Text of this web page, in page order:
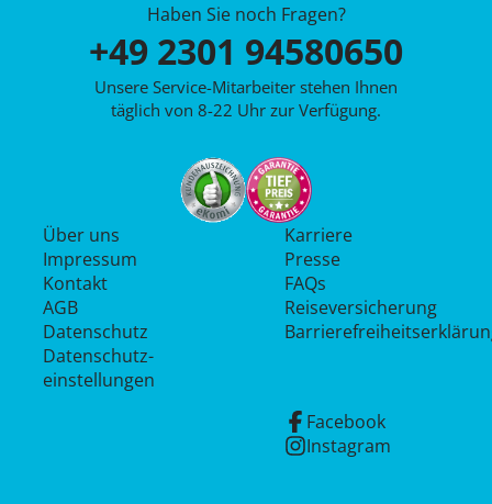
Haben Sie noch Fragen?
+49 2301 94580650
Unsere Service-Mitarbeiter stehen Ihnen
täglich von 8-22 Uhr zur Verfügung.
Über uns
Impressum
Kontakt
AGB
Datenschutz
Datenschutz­
einstellungen
Karriere
Presse
FAQs
Reiseversicherung
Facebook
Instagram